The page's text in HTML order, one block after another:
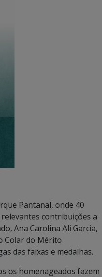
Pantanal, onde 40
contribuições a
Ana Carolina Ali Garcia,
Colar do Mérito
das faixas e medalhas.
os homenageados fazem